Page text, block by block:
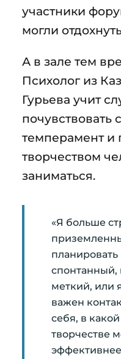
участники
могли
А в зале тем
Психолог из
Гурьева учит
почувствовать
темперамент и
творчеством
заниматься.
«Я больше
спонтанный,
меткий, или
важен
себя, в
творчестве